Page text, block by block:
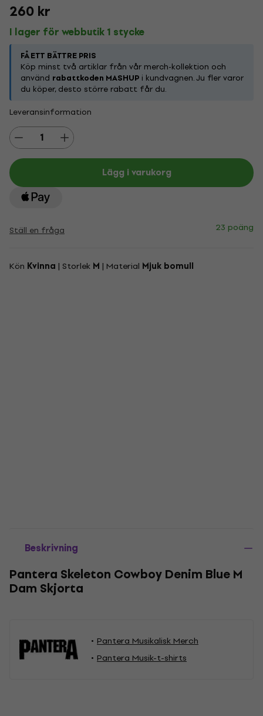
260 kr
I lager för webbutik 1 stycke
FÅ ETT BÄTTRE PRIS
Köp minst två artiklar från vår merch-kollektion och
använd rabattkoden MASHUP i kundvagnen. Ju fler varor
du köper, desto större rabatt får du.
Leveransinformation
Lägg i varukorg
Ställ en fråga 23 poäng
Kön Kvinna | Storlek M | Material Mjuk bomull
Beskrivning
Pantera Skeleton Cowboy Denim Blue M
Dam Skjorta
Pantera Musikalisk Merch
Pantera Musik-t-shirts